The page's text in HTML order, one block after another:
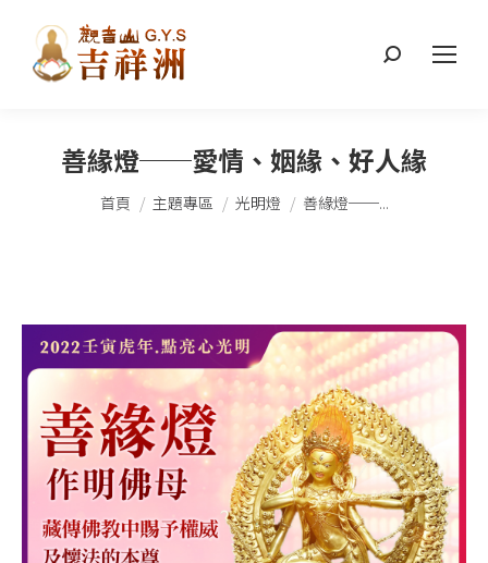
搜
善緣燈──愛情、姻緣、好人緣
您在這裡：
首頁 主題專區 光明燈 善緣燈──...